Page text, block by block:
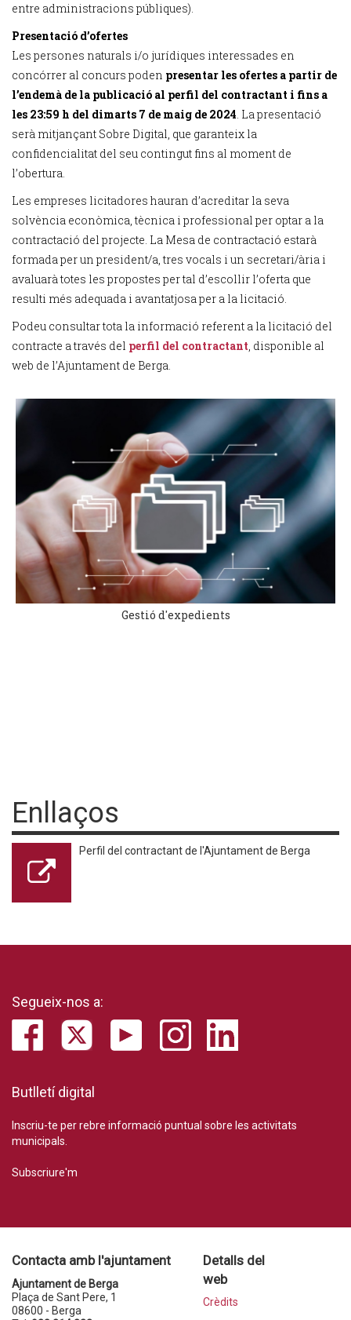
entre administracions públiques).
Presentació d’ofertes
Les persones naturals i/o jurídiques interessades en
concórrer al concurs poden presentar les ofertes a partir de
l’endemà de la publicació al perfil del contractant i fins a
les 23:59 h del dimarts 7 de maig de 2024. La presentació
serà mitjançant Sobre Digital, que garanteix la
confidencialitat del seu contingut fins al moment de
l’obertura.
Les empreses licitadores hauran d’acreditar la seva
solvència econòmica, tècnica i professional per optar a la
contractació del projecte. La Mesa de contractació estarà
formada per un president/a, tres vocals i un secretari/ària i
avaluarà totes les propostes per tal d’escollir l’oferta que
resulti més adequada i avantatjosa per a la licitació.
Podeu consultar tota la informació referent a la licitació del
contracte a través del perfil del contractant, disponible al
web de l’Ajuntament de Berga.
Gestió d'expedients
Enllaços
Perfil del contractant de l'Ajuntament de Berga
Segueix-nos a:
Butlletí digital
Inscriu-te per rebre informació puntual sobre les activitats
municipals.
Subscriure'm
Contacta amb l'ajuntament
Ajuntament de Berga
Plaça de Sant Pere, 1
08600 - Berga
Detalls del
web
Crèdits